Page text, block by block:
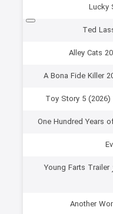
دانلود مستند قطعات تریلر یانگ فارتز Young Farts Trailer